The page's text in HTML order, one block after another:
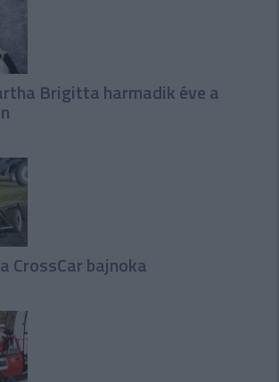
Brigitta harmadik éve a
CrossCar bajnoka